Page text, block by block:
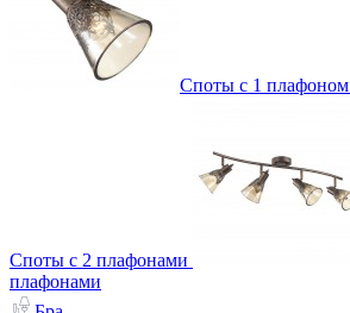
Споты с 1 плафоном
Споты с 2 плафонами
плафонами